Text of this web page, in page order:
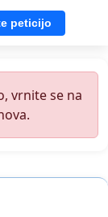
peticijo
vrnite se na